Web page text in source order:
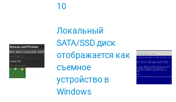
10
Локальный
SATA/SSD диск
отображается как
съемное
устройство в
Windows